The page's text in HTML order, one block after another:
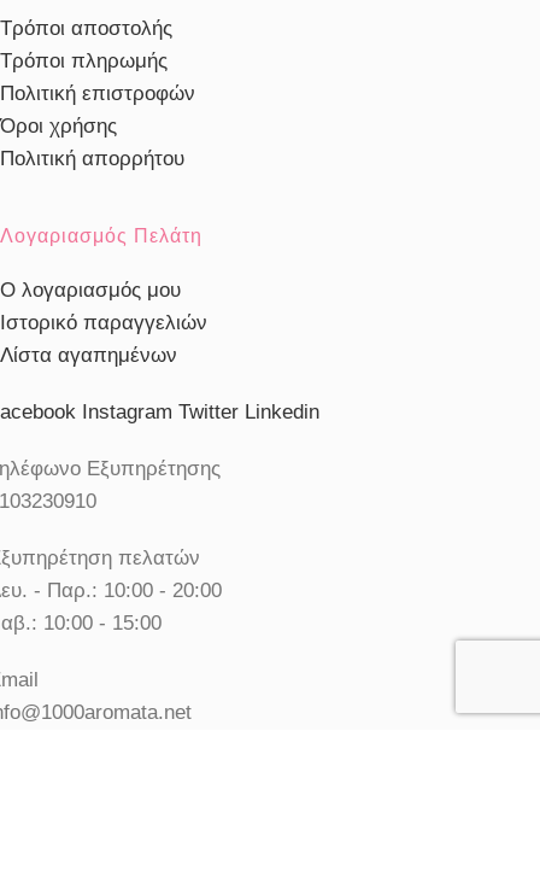
Τρόποι αποστολής
Τρόποι πληρωμής
Πολιτική επιστροφών
Όροι χρήσης
Πολιτική απορρήτου
Λογαριασμός Πελάτη
Ο λογαριασμός μου
Ιστορικό παραγγελιών
Λίστα αγαπημένων
Instagram Twitter Linkedin
Εξυπηρέτησης
πελατών
- Παρ.: 10:00 - 20:00
10:00 - 15:00